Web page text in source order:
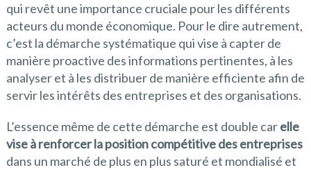
qui revêt une importance cruciale pour les différents
acteurs du monde économique. Pour le dire autrement,
c’est la démarche systématique qui vise à capter de
manière proactive des informations pertinentes, à les
analyser et à les distribuer de manière efficiente afin de
servir les intérêts des entreprises et des organisations.
L’essence même de cette démarche est double carelle
vise à renforcer la position compétitive des entreprises
dans un marché de plus en plus saturé et mondialisé et